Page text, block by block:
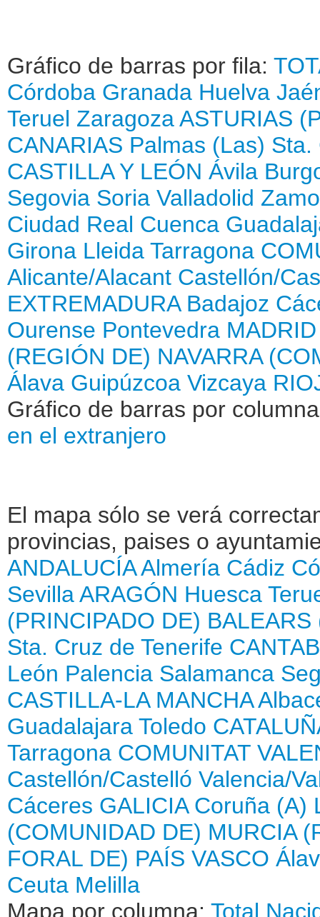
Gráfico de barras por fila:
Córdoba Granada Huelva
Teruel ZaragozaASTURIAS
CANARIAS Palmas (Las) Sta.
CASTILLA Y LEÓN Ávila
Segovia Soria Valladolid
Ciudad Real Cuenca
Girona Lleida Tarragona
Alicante/Alacant Castellón/
EXTREMADURA Badajoz
Ourense Pontevedra
(REGIÓN DE) NAVARRA
Álava Guipúzcoa Vizcaya
Gráfico de barras por
en el extranjero
El mapa sólo se verá
provincias, paises o
ANDALUCÍAAlmería Cádiz
SevillaARAGÓN Huesca
(PRINCIPADO DE) BALEARS
Sta. Cruz de Tenerife
León Palencia Salamanca
CASTILLA-LA MANCHA
Guadalajara Toledo
Tarragona COMUNITAT
Castellón/Castelló Valencia/
Cáceres GALICIA Coruña (A)
(COMUNIDAD DE) MURCIA
FORAL DE) PAÍS VASCO
Ceuta Melilla
Mapa por columna: Total